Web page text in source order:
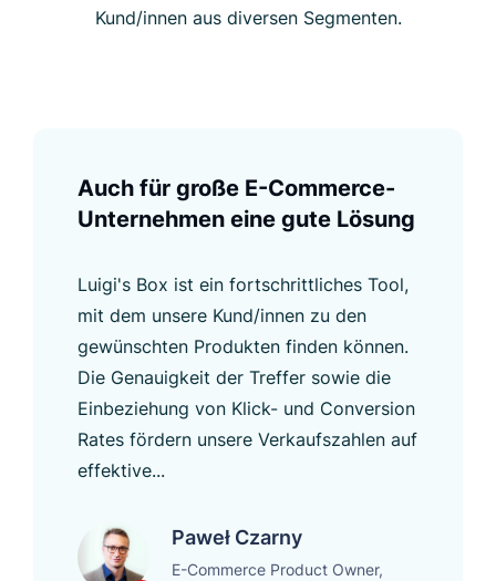
Kund/innen aus diversen Segmenten.
Auch für große E-Commerce-
Unternehmen eine gute Lösung
Luigi's Box ist ein fortschrittliches Tool,
mit dem unsere Kund/innen zu den
gewünschten Produkten finden können.
Die Genauigkeit der Treffer sowie die
Einbeziehung von Klick- und Conversion
Rates fördern unsere Verkaufszahlen auf
effektive...
Paweł Czarny
E-Commerce Product Owner,